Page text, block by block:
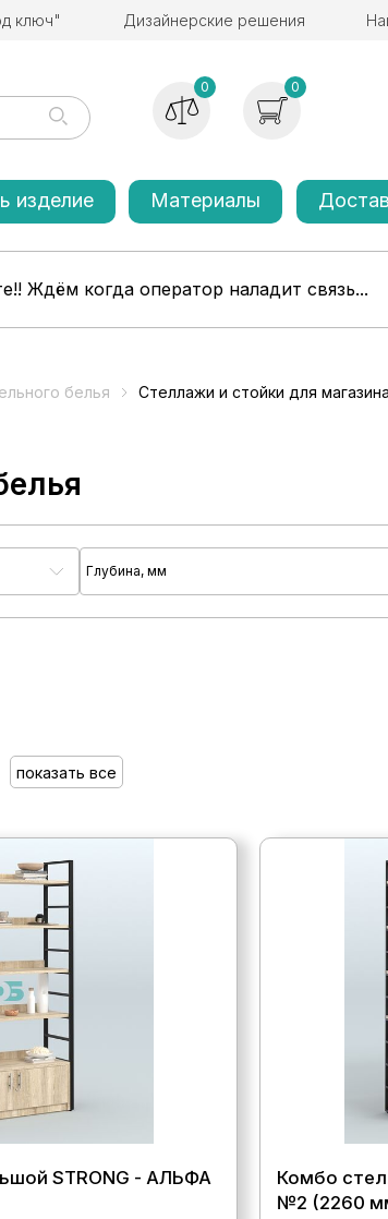
ключ" Дизайнерские решения
0 0
изделие Материалы
Ждём когда оператор наладит связь...
белья Стеллажи и стойки для
Глубина, мм
показать все
STRONG - АЛЬФА
Комбо
№2 (2260